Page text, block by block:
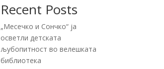
Recent Posts
„Месечко и Сончко“ ја
осветли детската
љубопитност во велешката
библиотека